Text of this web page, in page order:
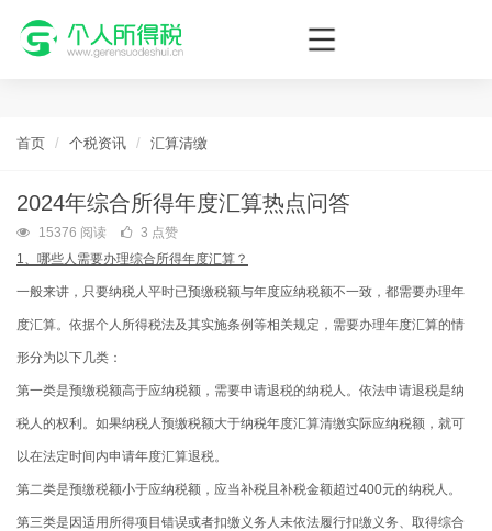
个人所得税网，最新个税资讯平台，您的个税管理专家！
首页 个税资讯 汇算清缴
2024年综合所得年度汇算热点问答
15376 阅读
3 点赞
1、哪些人需要办理综合所得年度汇算？
一般来讲，只要纳税人平时已预缴税额与年度应纳税额不一致，都需要办理年
度汇算。依据个人所得税法及其实施条例等相关规定，需要办理年度汇算的情
形分为以下几类：
第一类是预缴税额高于应纳税额，需要申请退税的纳税人。依法申请退税是纳
税人的权利。如果纳税人预缴税额大于纳税年度汇算清缴实际应纳税额，就可
以在法定时间内申请年度汇算退税。
第二类是预缴税额小于应纳税额，应当补税且补税金额超过400元的纳税人。
第三类是因适用所得项目错误或者扣缴义务人未依法履行扣缴义务、取得综合